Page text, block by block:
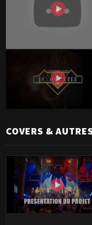
Trailer — Édition 2021
Trailer — Édition 2017
COVERS &